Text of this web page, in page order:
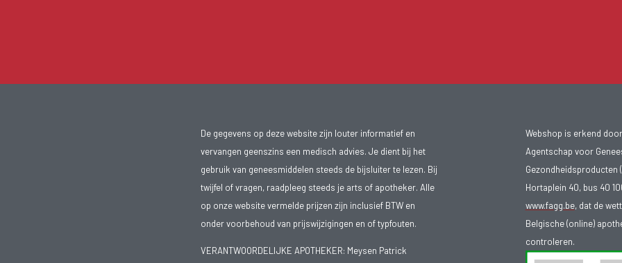
De gegevens op deze website zijn louter informatief en
vervangen geenszins een medisch advies. Je dient bij het
gebruik van geneesmiddelen steeds de bijsluiter te lezen. Bij
twijfel of vragen, raadpleeg steeds je arts of apotheker. Alle
op onze website vermelde prijzen zijn inclusief BTW en
onder voorbehoud van prijswijzigingen en of typfouten.
VERANTWOORDELIJKE APOTHEKER: Meysen Patrick
Webshop is erkend
Agentschap voor
Gezondheidsproducten
Hortaplein 40, bus 40
www.fagg.be, dat de
Belgische (online)
controleren.